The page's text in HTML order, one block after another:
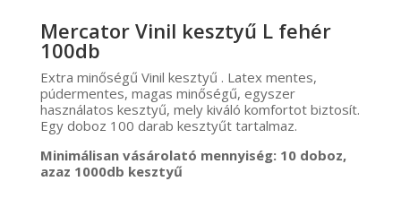
Mercator Vinil kesztyű L fehér
100db
Extra minőségű Vinil kesztyű . Latex mentes,
púdermentes, magas minőségű, egyszer
használatos kesztyű, mely kiváló komfortot biztosít.
Egy doboz 100 darab kesztyűt tartalmaz.
Minimálisan vásárolató mennyiség: 10 doboz,
azaz 1000db kesztyű